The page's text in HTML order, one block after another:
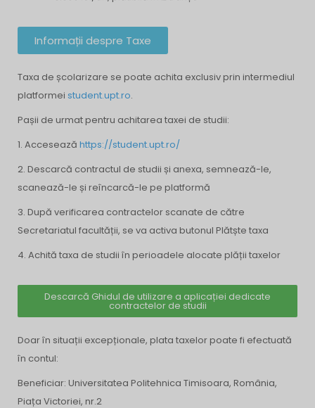
Informații despre Taxe
Taxa de școlarizare se poate achita exclusiv prin intermediul
platformei student.upt.ro.
Pașii de urmat pentru achitarea taxei de studii:
1. Accesează https://student.upt.ro/
2. Descarcă contractul de studii și anexa, semnează-le,
scanează-le și reîncarcă-le pe platformă
3. După verificarea contractelor scanate de către
Secretariatul facultății, se va activa butonul Plătște taxa
4. Achită taxa de studii în perioadele alocate plății taxelor
Descarcă Ghidul de utilizare a aplicației dedicate
contractelor de studii
Doar în situații excepționale, plata taxelor poate fi efectuată
în contul:
Beneficiar: Universitatea Politehnica Timisoara, România,
Piața Victoriei, nr.2